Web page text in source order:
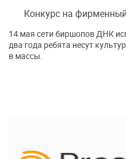
Конкурс на
14 мая сети биршопов ДНК
два года ребята несут
в массы.